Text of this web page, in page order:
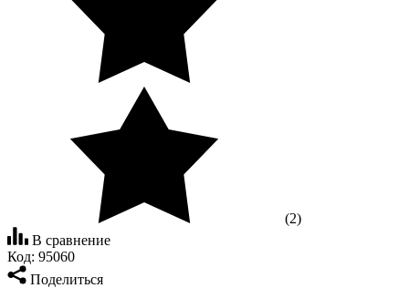
(2)
В сравнение
Код: 95060
Поделиться